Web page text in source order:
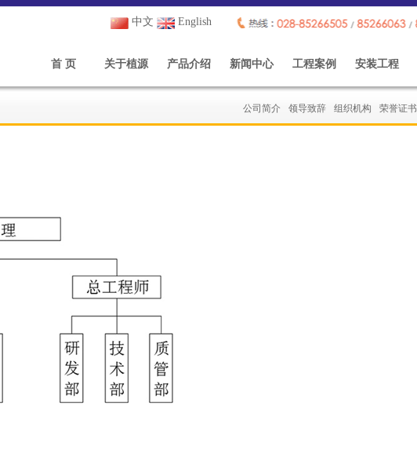
中文 English
首 页 关于植源 产品介绍 新闻中心 工程案例 安装工程
公司简介 领导致辞 组织机构 荣誉证书